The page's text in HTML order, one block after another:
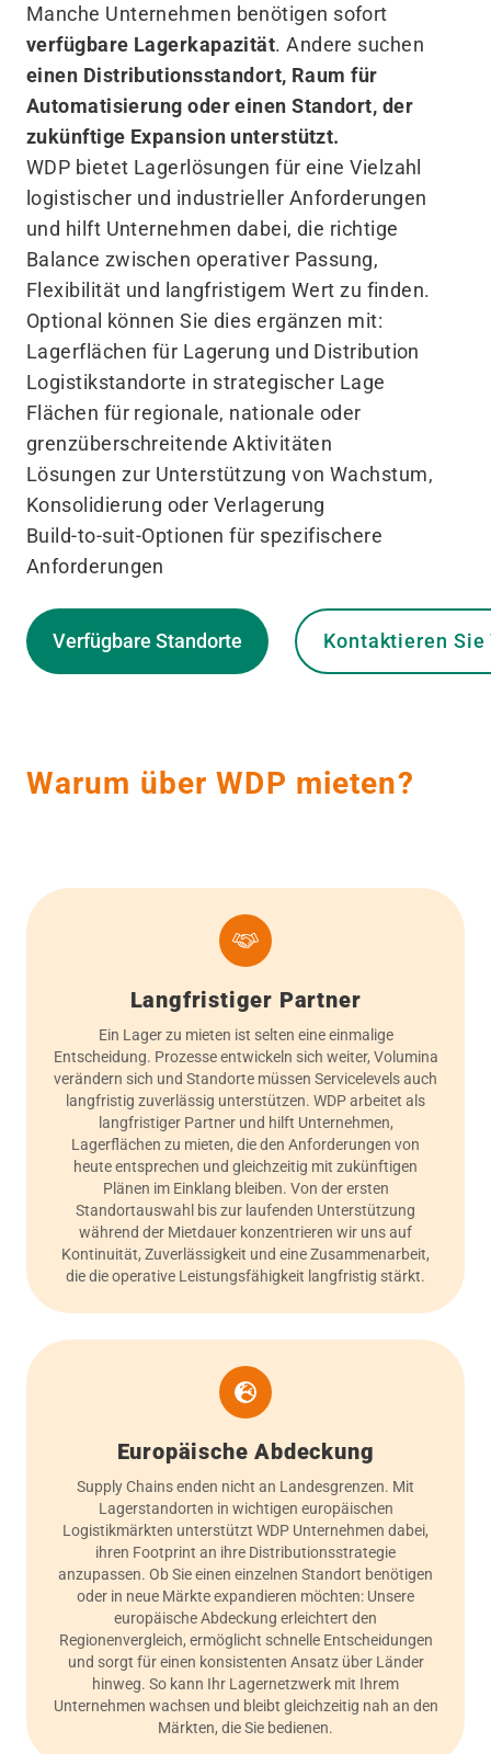
Manche Unternehmen benötigen sofort
verfügbare Lagerkapazität. Andere suchen
einen Distributionsstandort, Raum für
Automatisierung oder einen Standort, der
zukünftige Expansion unterstützt.
WDP bietet Lagerlösungen für eine Vielzahl
logistischer und industrieller Anforderungen
und hilft Unternehmen dabei, die richtige
Balance zwischen operativer Passung,
Flexibilität und langfristigem Wert zu finden.
Optional können Sie dies ergänzen mit:
Lagerflächen für Lagerung und Distribution
Logistikstandorte in strategischer Lage
Flächen für regionale, nationale oder
grenzüberschreitende Aktivitäten
Lösungen zur Unterstützung von Wachstum,
Konsolidierung oder Verlagerung
Build-to-suit-Optionen für spezifischere
Anforderungen
Verfügbare Standorte Kontaktieren Sie
Warum über WDP mieten?
Langfristiger Partner
Ein Lager zu mieten ist selten eine einmalige
Entscheidung. Prozesse entwickeln sich weiter, Volumina
verändern sich und Standorte müssen Servicelevels auch
langfristig zuverlässig unterstützen. WDP arbeitet als
langfristiger Partner und hilft Unternehmen,
Lagerflächen zu mieten, die den Anforderungen von
heute entsprechen und gleichzeitig mit zukünftigen
Plänen im Einklang bleiben. Von der ersten
Standortauswahl bis zur laufenden Unterstützung
während der Mietdauer konzentrieren wir uns auf
Kontinuität, Zuverlässigkeit und eine Zusammenarbeit,
die die operative Leistungsfähigkeit langfristig stärkt.
Europäische Abdeckung
Supply Chains enden nicht an Landesgrenzen. Mit
Lagerstandorten in wichtigen europäischen
Logistikmärkten unterstützt WDP Unternehmen dabei,
ihren Footprint an ihre Distributionsstrategie
anzupassen. Ob Sie einen einzelnen Standort benötigen
oder in neue Märkte expandieren möchten: Unsere
europäische Abdeckung erleichtert den
Regionenvergleich, ermöglicht schnelle Entscheidungen
und sorgt für einen konsistenten Ansatz über Länder
hinweg. So kann Ihr Lagernetzwerk mit Ihrem
Unternehmen wachsen und bleibt gleichzeitig nah an den
Märkten, die Sie bedienen.